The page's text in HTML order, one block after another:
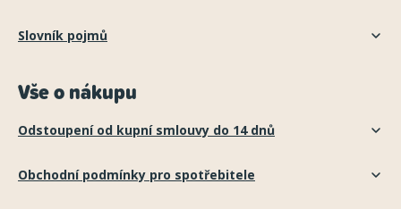
Slovník pojmů
Vše o nákupu
Odstoupení od kupní smlouvy do 14 dnů
Obchodní podmínky pro spotřebitele